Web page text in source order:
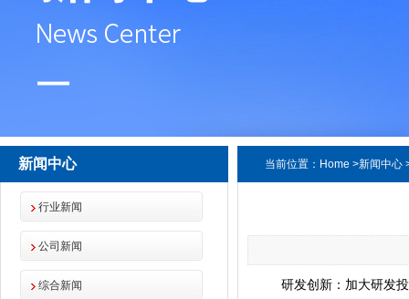
新闻中心
行业新闻
公司新闻
综合新闻
当前位置： Home >新闻中心
研发创新：加大研发